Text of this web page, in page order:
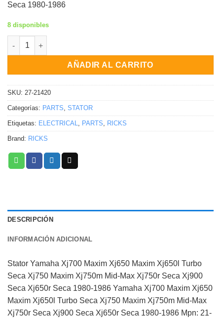
Seca 1980-1986
8 disponibles
STATOR Yamaha XJ700 Maxim XJ650 Maxim XJ650L Turbo
AÑADIR AL CARRITO
SKU: 27-21420
Categorías: PARTS STATOR
Etiquetas: ELECTRICAL PARTS RICKS
Brand: RICKS
DESCRIPCIÓN
INFORMACIÓN ADICIONAL
Stator Yamaha Xj700 Maxim Xj650 Maxim Xj650l Turbo
Seca Xj750 Maxim Xj750m Mid-Max Xj750r Seca Xj900
Seca Xj650r Seca 1980-1986 Yamaha Xj700 Maxim Xj650
Maxim Xj650l Turbo Seca Xj750 Maxim Xj750m Mid-Max
Xj750r Seca Xj900 Seca Xj650r Seca 1980-1986 Mpn: 21-